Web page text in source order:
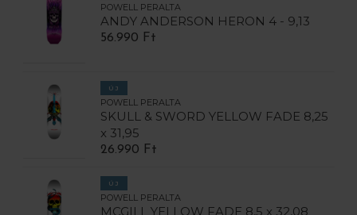
POWELL PERALTA
ANDY ANDERSON HERON 4 - 9,13
56.990 Ft
ÚJ
POWELL PERALTA
SKULL & SWORD YELLOW FADE 8,25
x 31,95
26.990 Ft
ÚJ
POWELL PERALTA
MCGILL YELLOW FADE 8,5 x 32,08